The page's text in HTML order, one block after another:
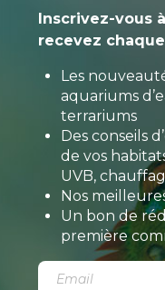
Inscrivez-vous
recevez
Les
aquariums
terrariums
Des conseils
de vos
UVB,
Nos
Un bon de
première